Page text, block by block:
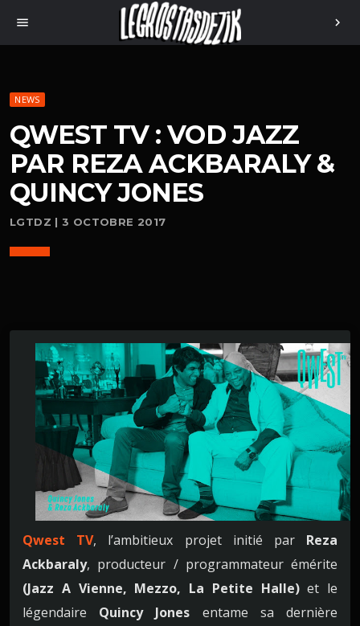
menu chevron_right
NEWS
QWEST TV : VOD JAZZ
PAR REZA ACKBARALY &
QUINCY JONES
LGTDZ | 3 OCTOBRE 2017
Qwest TV, l’ambitieux projet initié par Reza
Ackbaraly, producteur / programmateur émérite
(Jazz A Vienne, Mezzo, La Petite Halle)et le
légendaire Quincy Jones entame sa dernière